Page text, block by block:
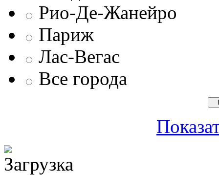
Рио-Де-Жанейро
Париж
Лас-Вегас
Все города